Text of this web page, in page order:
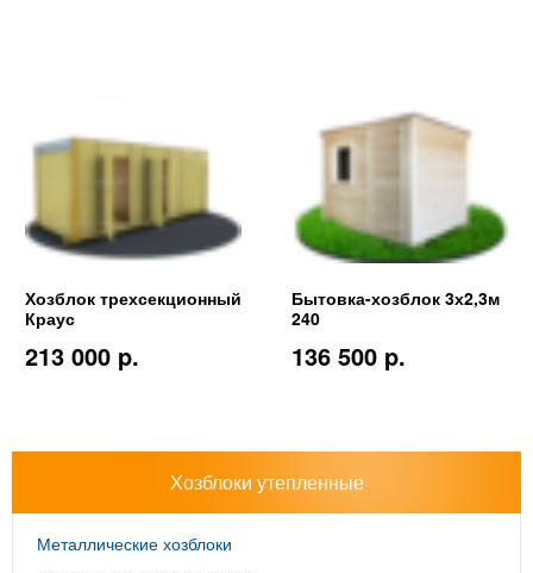
Хозблок трехсекционный
Краус
213 000 p.
Бытовка-хозблок 3х2,3м
240
136 500 p.
Хозблоки утепленные
Металлические хозблоки